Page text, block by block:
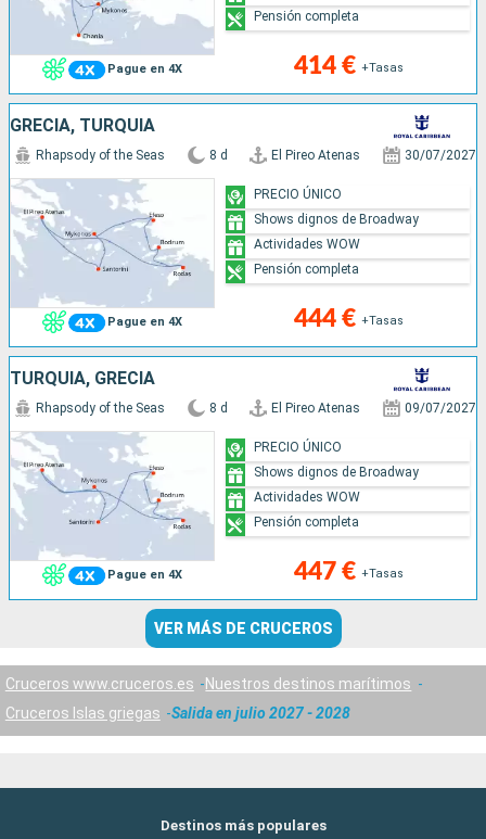
Pague en 4X 414 € +Tasas
Pensión completa
GRECIA, TURQUÍA
Pague en 4X
Rhapsody of the Seas 8 d El Pireo Atenas 30/07/2027
444 € +Tasas
PRECIO ÚNICO
Shows dignos de Broadway
Actividades WOW
Pensión completa
TURQUÍA, GRECIA
Pague en 4X
Rhapsody of the Seas 8 d El Pireo Atenas 09/07/2027
447 € +Tasas
PRECIO ÚNICO
Shows dignos de Broadway
Actividades WOW
Pensión completa
VER MÁS DE CRUCEROS
Cruceros www.cruceros.es
Nuestros destinos marítimos
Cruceros Islas griegas
Salida en julio 2027 - 2028
Destinos más populares